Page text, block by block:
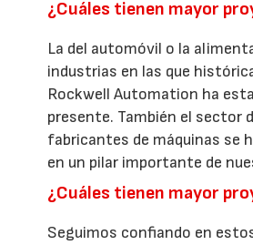
¿Cuáles tienen mayor
La del automóvil o la
industrias en las que
Rockwell Automation ha
presente. También el sector
fabricantes de máquinas se
en un pilar importante de
¿Cuáles tienen mayor
Seguimos confiando en